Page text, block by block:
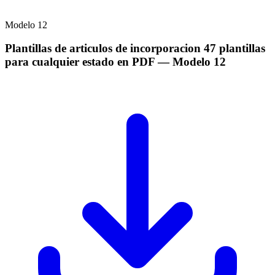
Modelo 12
Plantillas de articulos de incorporacion 47 plantillas
para cualquier estado en PDF— Modelo 12